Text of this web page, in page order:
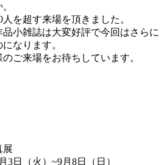
を超す来場を頂きました。
小雑誌は大変好評で今回はさらに
なります。
ご来場をお待ちしています。
展
日（火）~9月8日（日）